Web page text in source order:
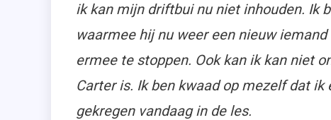
ik kan mijn driftbui nu niet inhouden. Ik
waarmee hij nu weer een nieuw
ermee te stoppen. Ook kan ik kan niet
Carter is. Ik ben kwaad op mezelf dat
gekregen vandaag in de les.